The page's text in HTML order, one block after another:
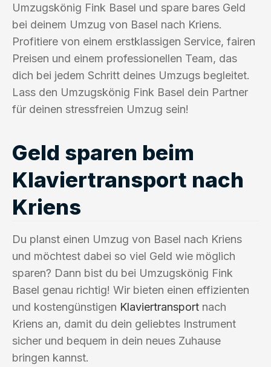
Umzugskönig Fink Basel und spare bares Geld
bei deinem Umzug von Basel nach Kriens.
Profitiere von einem erstklassigen Service, fairen
Preisen und einem professionellen Team, das
dich bei jedem Schritt deines Umzugs begleitet.
Lass den Umzugskönig Fink Basel dein Partner
für deinen stressfreien Umzug sein!
Geld sparen beim
Klaviertransport nach
Kriens
Du planst einen Umzug von Basel nach Kriens
und möchtest dabei so viel Geld wie möglich
sparen? Dann bist du bei Umzugskönig Fink
Basel genau richtig! Wir bieten einen effizienten
und kostengünstigen Klaviertransport nach
Kriens an, damit du dein geliebtes Instrument
sicher und bequem in dein neues Zuhause
bringen kannst.